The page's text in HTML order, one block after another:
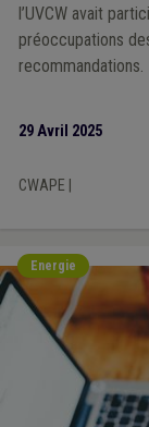
l’UVCW avait
préoccupations
recommandations.
29 Avril 2025
CWAPE
Energie